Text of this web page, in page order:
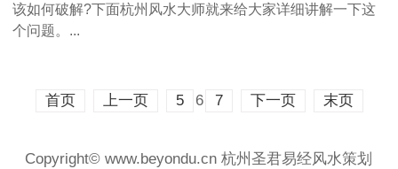
该如何破解?下面杭州风水大师就来给大家详细讲解一下这
个问题。...
首页 上一页 5 6 7 下一页 末页
Copyright© www.beyondu.cn 杭州圣君易经风水策划